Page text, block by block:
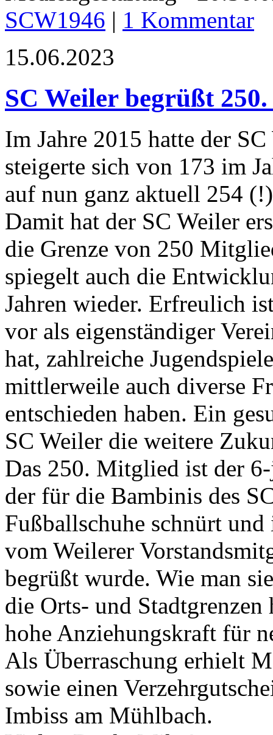
SCW1946 | 1 Kommentar
15.06.2023
SC Weiler begrüßt
Im Jahre 2015 hatte der
steigerte sich von 173 im
auf nun ganz aktuell 254
Damit hat der SC Weiler
die Grenze von 250
spiegelt auch die
Jahren wieder. Erfreulich
vor als eigenständiger
hat, zahlreiche
mittlerweile auch diverse
entschieden haben. Ein
SC Weiler die weitere
Das 250. Mitglied ist der
der für die Bambinis des
Fußballschuhe schnürt
vom Weilerer
begrüßt wurde. Wie man
die Orts- und Stadtgrenzen
hohe Anziehungskraft für
Als Überraschung erhielt
sowie einen
Imbiss am Mühlbach.